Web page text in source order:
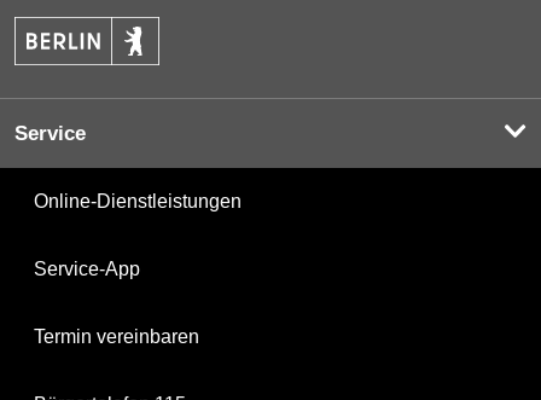
Service
Online-Dienstleistungen
Service-App
Termin vereinbaren